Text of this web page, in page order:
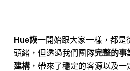
Hue詼一開始跟大家一樣，都是
頭緒，但透過我們團隊完整的事
建構，帶來了穩定的客源以及一